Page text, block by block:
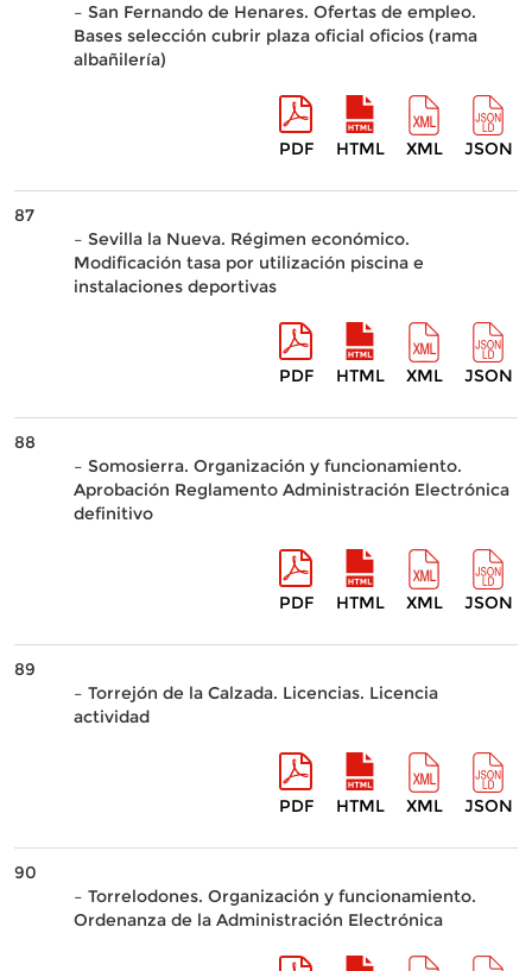
– San Fernando de Henares. Ofertas de empleo.
Bases selección cubrir plaza oficial oficios (rama
albañilería)
PDF HTML XML JSON
87
– Sevilla la Nueva. Régimen económico.
Modificación tasa por utilización piscina e
instalaciones deportivas
PDF HTML XML JSON
88
– Somosierra. Organización y funcionamiento.
Aprobación Reglamento Administración Electrónica
definitivo
PDF HTML XML JSON
89
– Torrejón de la Calzada. Licencias. Licencia
actividad
PDF HTML XML JSON
90
– Torrelodones. Organización y funcionamiento.
Ordenanza de la Administración Electrónica